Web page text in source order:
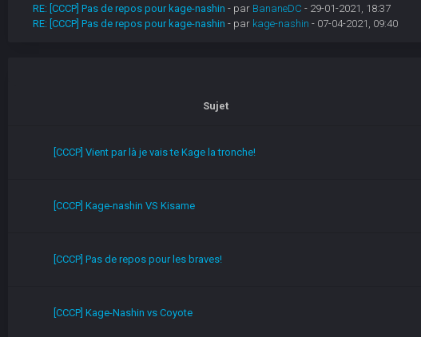
RE: [CCCP] Pas de repos pour kage-nashin - par BananeDC - 29-01-2021, 18:37
RE: [CCCP] Pas de repos pour kage-nashin - par kage-nashin - 07-04-2021, 09:40
Sujet
[CCCP] Vient par là je vais te Kage la tronche!
[CCCP] Kage-nashin VS Kisame
[CCCP] Pas de repos pour les braves!
[CCCP] Kage-Nashin vs Coyote